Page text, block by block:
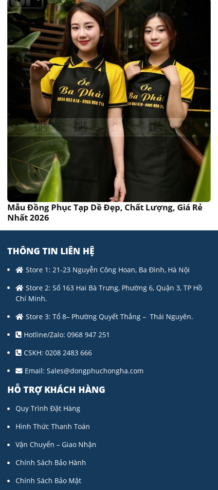
Mẫu Đồng Phục Tạp Dề Đẹp, Chất Lượng, Giá Rẻ
Nhất 2026
THÔNG TIN LIÊN HỆ
Store 1: 21-23 Nguyễn Công Hoan, Ba Đình, Hà Nội
Store 2: Số 163 Hai Bà Trưng, Phường 6, Quận 3, TP Hồ
Chí Minh.
Store 3: Tổ 8– Phường Quyết Thắng – Thái Nguyên.
Hotline/Zalo: 0968 947 251
CSKH: 0208 2483 666
Email: Sales@dongphuchongha.com
HỖ TRỢ KHÁCH HÀNG
Quy Trình Đặt Hàng
Hình Thức Thanh Toán
Vận Chuyển – Giao Nhận
Chính Sách Bảo Hành
Chính Sách Bảo Mật